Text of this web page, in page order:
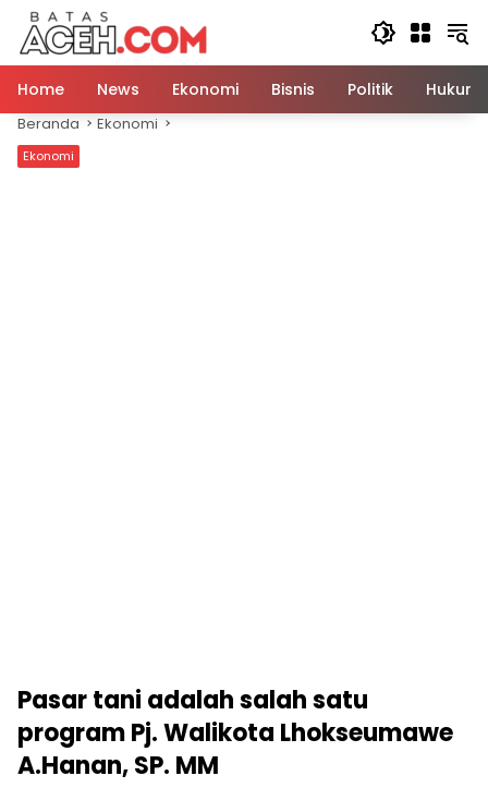
Langsung
konten
Home
News Ekonomi Bisnis Politik Hukum
Beranda Ekonomi
Ekonomi
Pasar tani adalah salah satu
program Pj. Walikota Lhokseumawe
A.Hanan, SP. MM